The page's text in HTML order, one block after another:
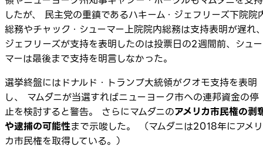
したが、 民主党の重鎮であるハキーム・ジェフリーズ下院院
総務やチャック・シューマー上院院内総務は支持表明が遅れ
ジェフリーズが支持を表明したのは投票日の2週間前、シュー
マーは最後まで支持を明言しなかった。
選挙終盤にはドナルド・トランプ大統領がクオモ支持を表明
し、 マムダニが当選すればニューヨーク市への連邦資金の停
止を検討すると警告。 さらにマムダニのアメリカ市民権の剥
や逮捕の可能性まで示唆した。 （マムダニは2018年にアメリ
カ市民権を取得している。）